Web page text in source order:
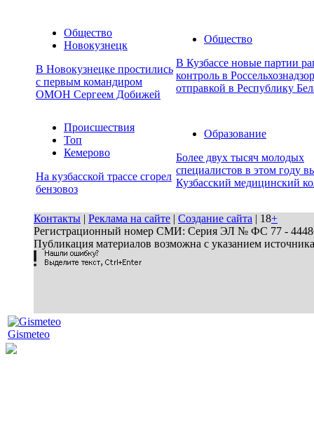
Общество
Новокузнецк
В Новокузнецке простились
с первым командиром
ОМОН Сергеем Добижей
Общество
В Кузбассе новые партии
контроль в
отправкой в Республику
Происшествия
Топ
Кемерово
На кузбасской трассе сгорел
бензовоз
Образование
Более двух тысяч молодых
специалистов в этом году
Кузбасский медицинский
Контакты | Реклама на сайте | Создание сайта | 18+
Регистрационный номер СМИ: Серия ЭЛ № ФС 77 - 44486
Публикация материалов возможна с указанием
Gismeteo